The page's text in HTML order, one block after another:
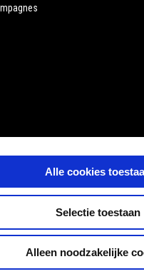
Alle cookies
Selectie toestaan
Alleen noodzakelijke